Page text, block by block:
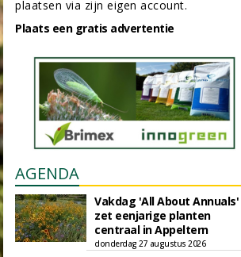
plaatsen via zijn eigen account.
Plaats een gratis advertentie
AGENDA
Vakdag 'All About Annuals'
zet eenjarige planten
centraal in Appeltern
donderdag 27 augustus 2026